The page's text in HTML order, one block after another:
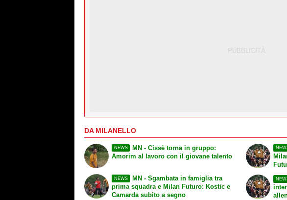
DA MILANELLO
NEWS
MN - Cissè torna in gruppo:
Amorim al lavoro con il giovane talento
NEWS
MN - Sgambata in famiglia tra
prima squadra e Milan Futuro: Kostic e
Camarda subito a segno